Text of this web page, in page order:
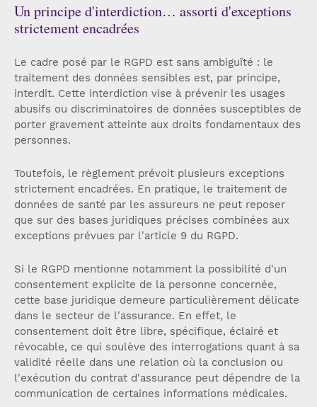
Un principe d'interdiction… assorti d'exceptions
strictement encadrées
Le cadre posé par le RGPD est sans ambiguïté : le
traitement des données sensibles est, par principe,
interdit. Cette interdiction vise à prévenir les usages
abusifs ou discriminatoires de données susceptibles de
porter gravement atteinte aux droits fondamentaux des
personnes.
Toutefois, le règlement prévoit plusieurs exceptions
strictement encadrées. En pratique, le traitement de
données de santé par les assureurs ne peut reposer
que sur des bases juridiques précises combinées aux
exceptions prévues par l'article 9 du RGPD.
Si le RGPD mentionne notamment la possibilité d'un
consentement explicite de la personne concernée,
cette base juridique demeure particulièrement délicate
dans le secteur de l'assurance. En effet, le
consentement doit être libre, spécifique, éclairé et
révocable, ce qui soulève des interrogations quant à sa
validité réelle dans une relation où la conclusion ou
l'exécution du contrat d'assurance peut dépendre de la
communication de certaines informations médicales.